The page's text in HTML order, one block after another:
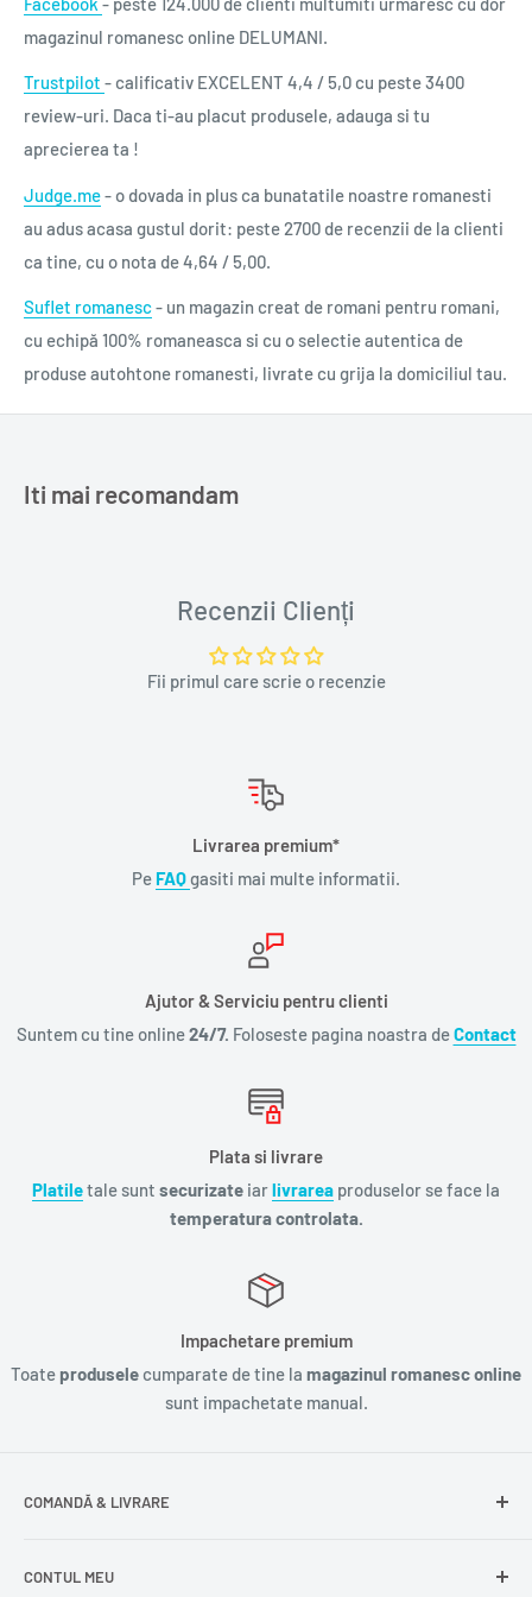
magazinul romanesc online DELUMANI.
Trustpilot - calificativ EXCELENT 4,4 / 5,0 cu peste 3400
review-uri. Daca ti-au placut produsele, adauga si tu
aprecierea ta !
Judge.me- o dovada in plus ca bunatatile noastre romanesti
au adus acasa gustul dorit: peste 2700 de recenzii de la clienti
ca tine, cu o nota de 4,64 / 5,00.
Suflet romanesc- un magazin creat de romani pentru romani,
cu echipă 100% romaneasca si cu o selectie autentica de
produse autohtone romanesti, livrate cu grija la domiciliul tau.
Iti mai recomandam
Recenzii Clienți
Fii primul care scrie o recenzie
Livrarea premium*
Pe FAQgasiti mai multe informatii.
Ajutor & Serviciu pentru clienti
Suntem cu tine online24/7. Foloseste pagina noastra deContact
Plata si livrare
Platiletale sunt securizate iarlivrarea produselor se face la
temperatura controlata.
Impachetare premium
Toate produsele cumparate de tine la magazinul romanesc online
sunt impachetate manual.
COMANDĂ & LIVRARE
Livrare gratuită
CONTUL MEU